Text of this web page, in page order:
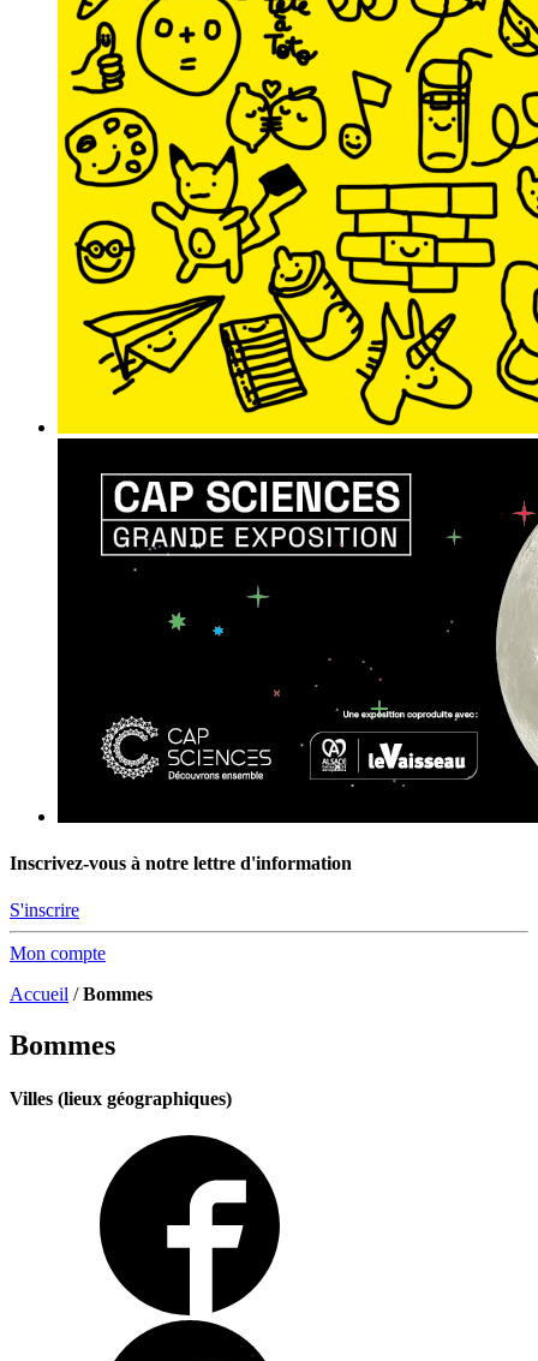
Inscrivez-vous à notre lettre d'information
S'inscrire
Mon compte
Accueil /Bommes
Bommes
Villes (lieux géographiques)